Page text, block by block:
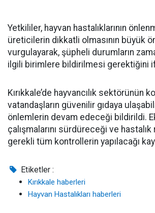
Yetkililer, hayvan hastalıklarının
üreticilerin dikkatli olmasının büyük
vurgulayarak, şüpheli durumların
ilgili birimlere bildirilmesi gerektiğini
Kırıkkale’de hayvancılık sektörünün
vatandaşların güvenilir gıdaya
önlemlerin devam edeceği bildirildi.
çalışmalarını sürdüreceği ve
gerekli tüm kontrollerin yapılacağı
Etiketler :
Kırıkkale haberleri
Hayvan Hastalıkları haberleri